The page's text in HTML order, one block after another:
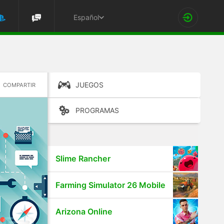
Español
COMPARTIR JUEGOS
PROGRAMAS
Slime Rancher
Farming Simulator 26 Mobile
Arizona Online